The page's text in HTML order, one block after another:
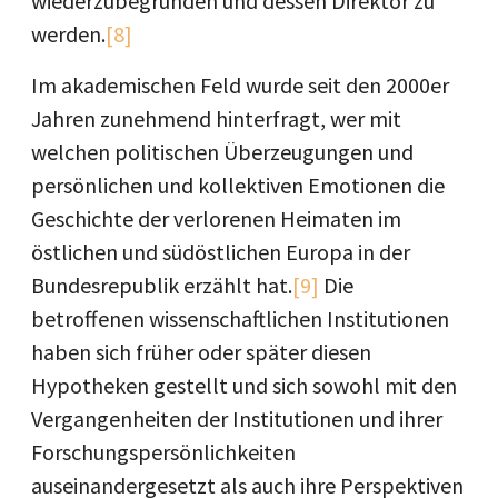
werden.[8]
Im akademischen Feld wurde seit den 2000er
Jahren zunehmend hinterfragt, wer mit
welchen politischen Überzeugungen und
persönlichen und kollektiven Emotionen die
Geschichte der verlorenen Heimaten im
östlichen und südöstlichen Europa in der
Bundesrepublik erzählt hat.[9] Die
betroffenen wissenschaftlichen Institutionen
haben sich früher oder später diesen
Hypotheken gestellt und sich sowohl mit den
Vergangenheiten der Institutionen und ihrer
Forschungspersönlichkeiten
auseinandergesetzt als auch ihre Perspektiven